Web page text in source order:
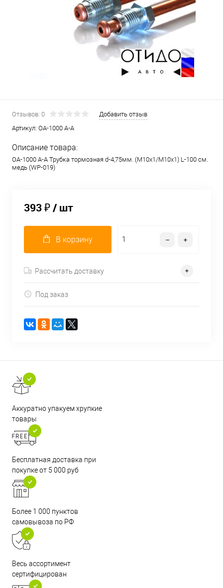
Отзывов: 0
Добавить отзыв
Артикул: OA-1000 A-A
Описание товара:
OA-1000 A-A Трубка тормозная d-4,75мм. (М10х1/М10х1) L-100 см.
медь (WP-019)
393 ₽/ шт
В корзину
Рассчитать доставку
Под заказ
Аккуратно упакуем хрупкие
товары
Бесплатная доставка при
покупке от 5 000 руб
Более 1 000 пунктов
самовывоза по РФ
Весь ассортимент
сертифицирован